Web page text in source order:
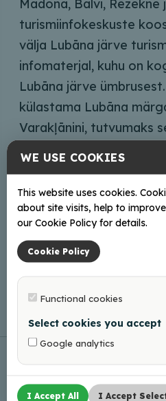
Madona, Balvi, Rēzekne
turismiinfokeskuste
välja Lubāna järve
infomaterjal, kuhu on
Lubāna järve
külastama Lubāna
Varakļānini, tutvumaks
Kontaktid
turisms@balvi.lv
+37129272948
WE USE COOKIES
This website uses cookies.
about site visits, help to
our Cookie Policy for details.
Cookie Policy
Functional cookies
Select cookies you accept
Google analytics
I Accept All I Accept